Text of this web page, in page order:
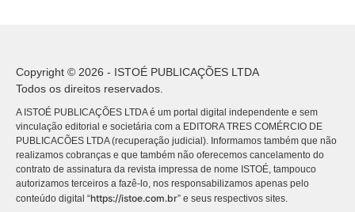
Copyright © 2026 - ISTOÉ PUBLICAÇÕES LTDA
Todos os direitos reservados.
A ISTOÉ PUBLICAÇÕES LTDA é um portal digital independente e sem
vinculação editorial e societária com a EDITORA TRES COMÉRCIO DE
PUBLICACÕES LTDA (recuperação judicial). Informamos também que não
realizamos cobranças e que também não oferecemos cancelamento do
contrato de assinatura da revista impressa de nome ISTOÉ, tampouco
autorizamos terceiros a fazê-lo, nos responsabilizamos apenas pelo
conteúdo digital “https://istoe.com.br” e seus respectivos sites.